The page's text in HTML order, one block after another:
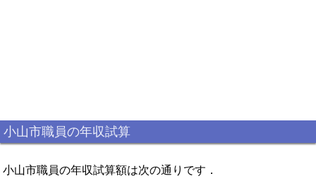
小山市職員の年収試算
小山市職員の年収試算額は次の通りです．